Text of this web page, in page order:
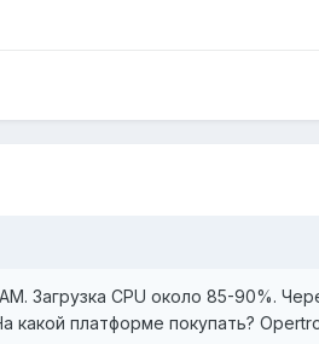
Загрузка CPU около 85-90%.
платформе покупать?